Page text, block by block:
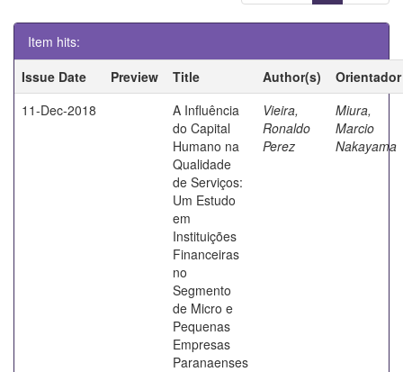
Item hits:
Issue Date
Preview Title Author(s)
Orientador
11-Dec-2018
A Influência
do Capital
Humano na
Qualidade
de Serviços:
Um Estudo
em
Instituições
Financeiras
no
Segmento
de Micro e
Pequenas
Empresas
Paranaenses
Vieira,
Ronaldo
Perez
Miura,
Marcio
Nakayama